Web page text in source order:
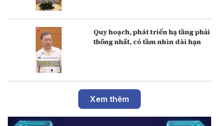
Q uy hoạch, phát triển hạ tầng phải
thống nhất, có tầm nhìn dài hạn
Xem thêm